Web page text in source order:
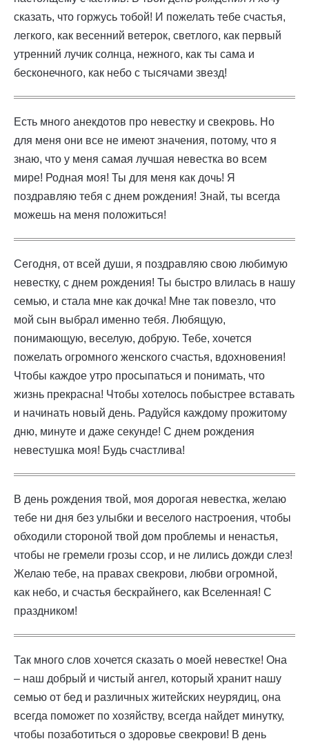
сказать, что горжусь тобой! И пожелать тебе счастья,
легкого, как весенний ветерок, светлого, как первый
утренний лучик солнца, нежного, как ты сама и
бесконечного, как небо с тысячами звезд!
Есть много анекдотов про невестку и свекровь. Но
для меня они все не имеют значения, потому, что я
знаю, что у меня самая лучшая невестка во всем
мире! Родная моя! Ты для меня как дочь! Я
поздравляю тебя с днем рождения! Знай, ты всегда
можешь на меня положиться!
Сегодня, от всей души, я поздравляю свою любимую
невестку, с днем рождения! Ты быстро влилась в нашу
семью, и стала мне как дочка! Мне так повезло, что
мой сын выбрал именно тебя. Любящую,
понимающую, веселую, добрую. Тебе, хочется
пожелать огромного женского счастья, вдохновения!
Чтобы каждое утро просыпаться и понимать, что
жизнь прекрасна! Чтобы хотелось побыстрее вставать
и начинать новый день. Радуйся каждому прожитому
дню, минуте и даже секунде! С днем рождения
невестушка моя! Будь счастлива!
В день рождения твой, моя дорогая невестка, желаю
тебе ни дня без улыбки и веселого настроения, чтобы
обходили стороной твой дом проблемы и ненастья,
чтобы не гремели грозы ссор, и не лились дожди слез!
Желаю тебе, на правах свекрови, любви огромной,
как небо, и счастья бескрайнего, как Вселенная! С
праздником!
Так много слов хочется сказать о моей невестке! Она
– наш добрый и чистый ангел, который хранит нашу
семью от бед и различных житейских неурядиц, она
всегда поможет по хозяйству, всегда найдет минутку,
чтобы позаботиться о здоровье свекрови! В день